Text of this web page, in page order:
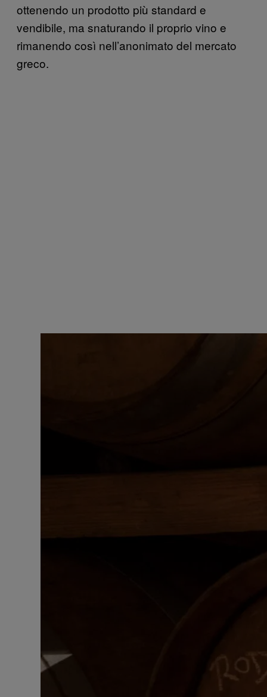
ottenendo un prodotto più standard e
vendibile, ma snaturando il proprio vino e
rimanendo così nell’anonimato del mercato
greco.